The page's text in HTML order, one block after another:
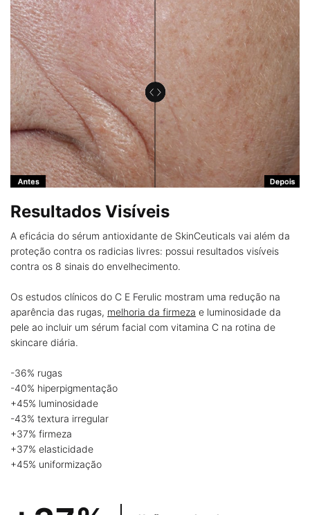
Resultados Visíveis
A eficácia do sérum antioxidante de SkinCeuticals vai além da
proteção contra os radicias livres: possui resultados visíveis
contra os 8 sinais do envelhecimento.
Os estudos clínicos do C E Ferulic mostram uma redução na
aparência das rugas, melhoria da firmeza e luminosidade da
pele ao incluir um sérum facial com vitamina C na rotina de
skincare diária.
-36% rugas
-40% hiperpigmentação
+45% luminosidade
-43% textura irregular
+37% firmeza
+37% elasticidade
+45% uniformização